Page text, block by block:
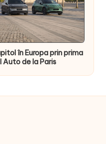
în Europa prin prima
Auto de la Paris